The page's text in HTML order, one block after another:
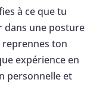
à ce que tu
dans une posture
ton
expérience en
personnelle et